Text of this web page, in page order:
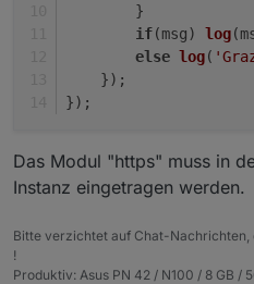
        }
if(msg) log
else log(
    });
});
Das Modul "https" muss in
Instanz eingetragen werden.
Bitte verzichtet auf Chat-Nachrichten,
!
Produktiv: Asus PN 42 / N100 / 8 GB /